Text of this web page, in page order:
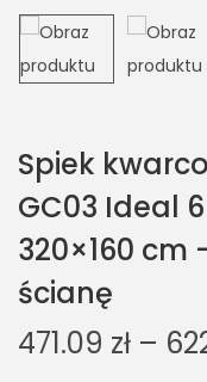
Spiek
GC03 Ideal
320×160 cm
ścianę
471.09 zł –